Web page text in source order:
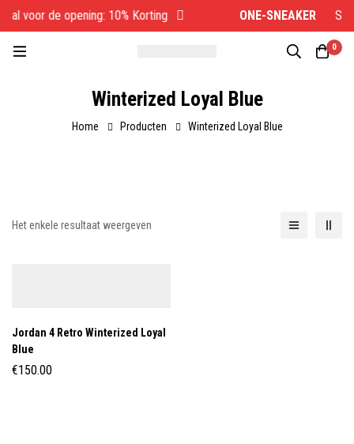
voor de opening: 10% Korting ONE-SNEAKER
0
Winterized Loyal Blue
Home Producten Winterized Loyal Blue
Het enkele resultaat weergeven
Jordan 4 Retro Winterized Loyal
Blue
€150.00